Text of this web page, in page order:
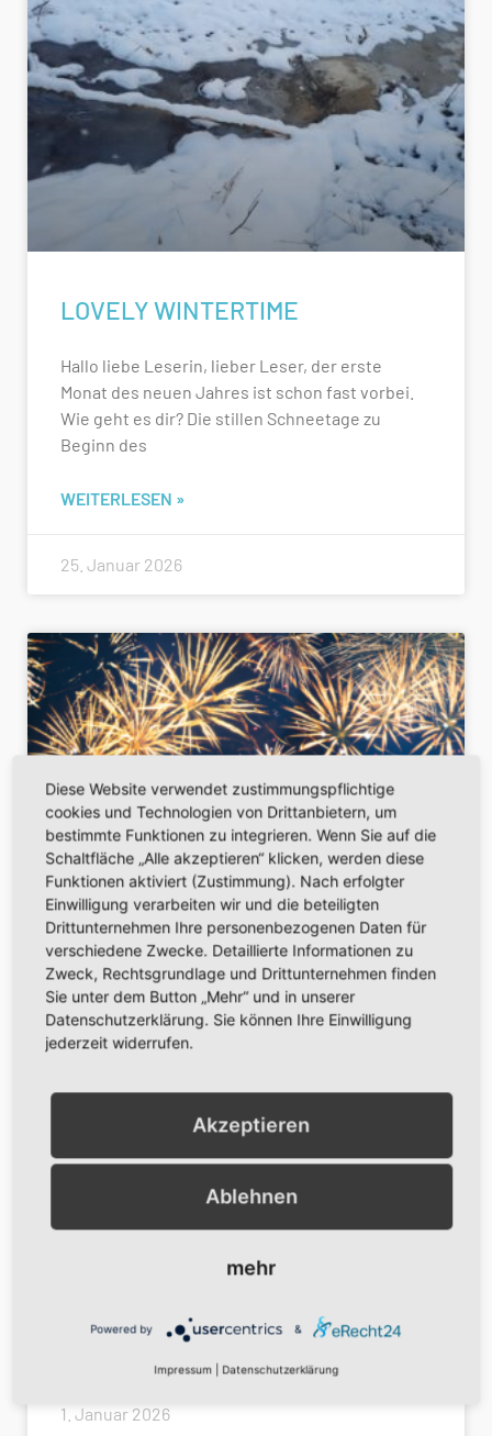
LOVELY WINTERTIME
Hallo liebe Leserin, lieber Leser, der erste
Monat des neuen Jahres ist schon fast vorbei.
Wie geht es dir? Die stillen Schneetage zu
Beginn des
WEITERLESEN »
25. Januar 2026
VOM ENDE UND VOM ANFANG –
HAPPY NEW YEAR 2026
2026. Und nun der zweite Anlauf, den
WEITERLESEN »
1. Januar 2026
Diese Website verwendet zustimmungspflichtige
cookies und Technologien von Drittanbietern, um
bestimmte Funktionen zu integrieren. Wenn Sie auf die
Schaltfläche „Alle akzeptieren“ klicken, werden diese
Funktionen aktiviert (Zustimmung). Nach erfolgter
Einwilligung verarbeiten wir und die beteiligten
Drittunternehmen Ihre personenbezogenen Daten für
verschiedene Zwecke. Detaillierte Informationen zu
Zweck, Rechtsgrundlage und Drittunternehmen finden
Sie unter dem Button „Mehr“ und in unserer
Datenschutzerklärung. Sie können Ihre Einwilligung
jederzeit widerrufen.
Akzeptieren
Ablehnen
mehr
Powered by &
Impressum Datenschutzerklärung